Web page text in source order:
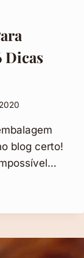
Dicas
blog certo!